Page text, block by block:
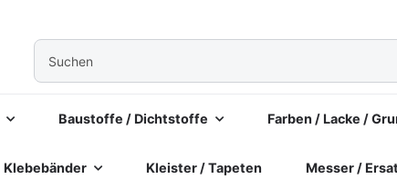
Baustoffe / Dichtstoffe Farben / Lacke /
Klebebänder Kleister / Tapeten Messer /